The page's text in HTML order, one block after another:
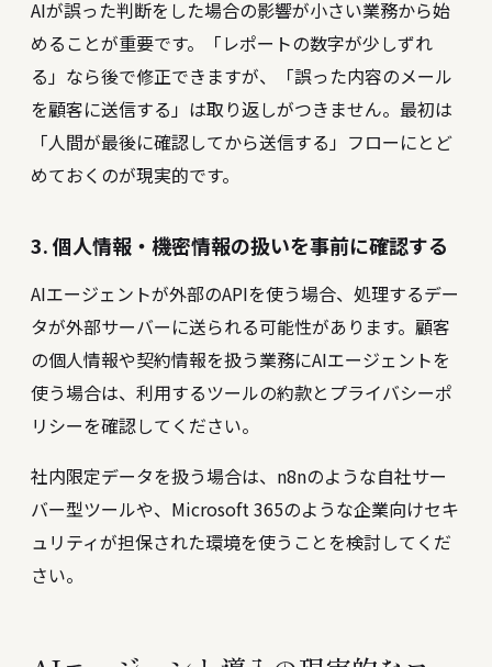
AIが誤った判断をした場合の影響が小さい業務から始
めることが重要です。「レポートの数字が少しずれ
る」なら後で修正できますが、「誤った内容のメール
を顧客に送信する」は取り返しがつきません。最初は
「人間が最後に確認してから送信する」フローにとど
めておくのが現実的です。
3. 個人情報・機密情報の扱いを事前に確認する
AIエージェントが外部のAPIを使う場合、処理するデー
タが外部サーバーに送られる可能性があります。顧客
の個人情報や契約情報を扱う業務にAIエージェントを
使う場合は、利用するツールの約款とプライバシーポ
リシーを確認してください。
社内限定データを扱う場合は、n8nのような自社サー
バー型ツールや、Microsoft 365のような企業向けセキ
ュリティが担保された環境を使うことを検討してくだ
さい。